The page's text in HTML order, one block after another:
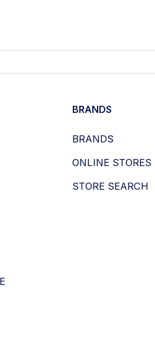
BRANDS
BRANDS
ONLINE STORES
STORE SEARCH